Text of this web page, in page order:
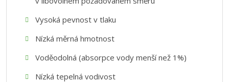
Vysoká pevnost v tlaku
Nízká měrná hmotnost
Voděodolná (absorpce vody menší než 1%)
Nízká tepelná vodivost